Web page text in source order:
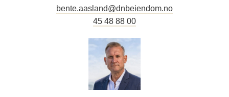
bente.aasland@dnbeiendom.no
45 48 88 00